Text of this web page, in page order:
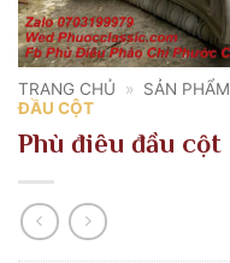
TRANG CHỦ » SẢN PHẨM
ĐẦU CỘT
Phù điêu đầu cột